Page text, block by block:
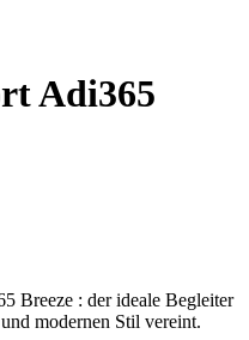
Adi365
Breeze : der ideale Begleiter
modernen Stil vereint.